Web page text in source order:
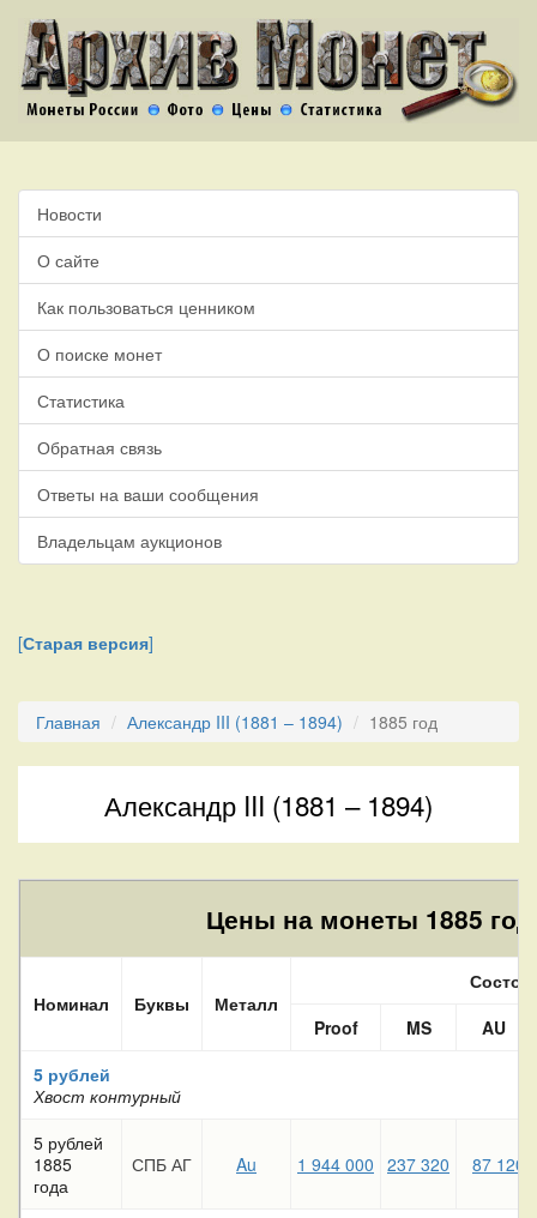
Новости
О сайте
Как пользоваться ценником
О поиске монет
Статистика
Обратная связь
Ответы на ваши сообщения
Владельцам аукционов
[Старая версия]
Главная Александр III (1881 – 1894) 1885 год
Александр III (1881 – 1894)
Цены на монеты 1885
Номинал Буквы Металл
Proof
MS
AU
5 рублей
Хвост контурный
5 рублей
1885
года
СПБ АГ Au 1 944 000 237 320 87 120